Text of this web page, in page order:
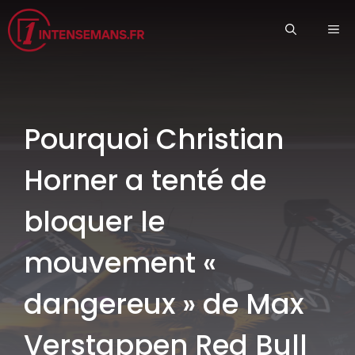
Aller
au
contenu
Pourquoi Christian
Horner a tenté de
bloquer le
mouvement «
dangereux » de Max
Verstappen Red Bull